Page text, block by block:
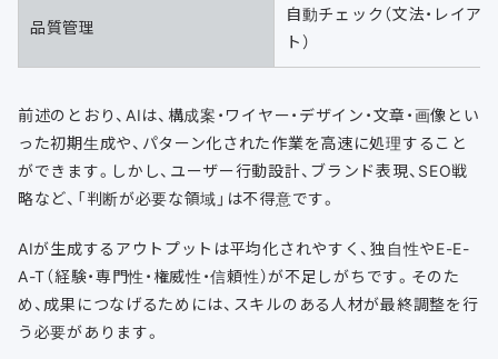
品質管理
自動チェック（文法・レイアウ
ト）
前述のとおり、AIは、構成案・ワイヤー・デザイン・文章・画像とい
った初期生成や、パターン化された作業を高速に処理すること
ができます。しかし、ユーザー行動設計、ブランド表現、SEO戦
略など、「判断が必要な領域」は不得意です。
AIが生成するアウトプットは平均化されやすく、独自性やE-E-
A-T（経験・専門性・権威性・信頼性）が不足しがちです。そのた
め、成果につなげるためには、スキルのある人材が最終調整を行
う必要があります。